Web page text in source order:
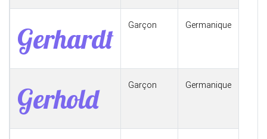
Gerhardt Garçon Germanique
Gerhold Garçon Germanique